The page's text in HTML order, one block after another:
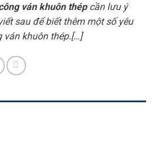
ván khuôn thépcần lưu ý
sau để biết thêm một số yêu
ván khuôn thép.[…]